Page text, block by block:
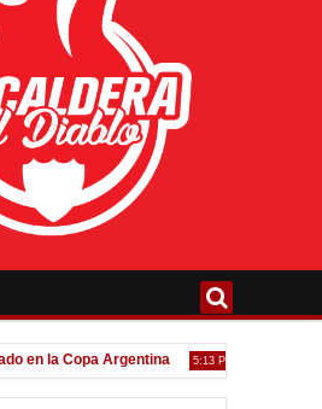
la Copa Argentina 5:13 PM Goleada